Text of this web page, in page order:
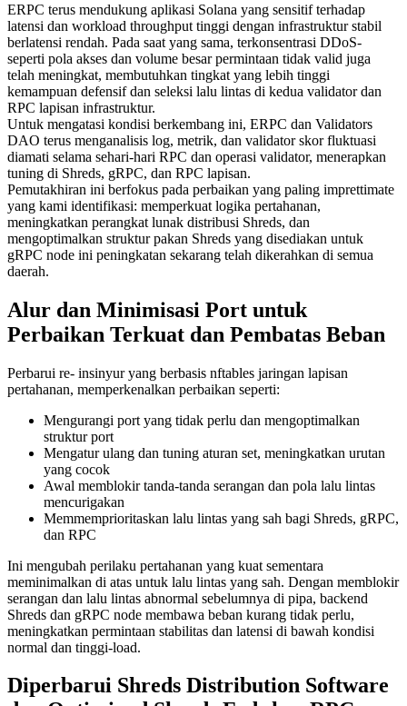
ERPC terus mendukung aplikasi Solana yang sensitif terhadap
latensi dan workload throughput tinggi dengan infrastruktur stabil
berlatensi rendah. Pada saat yang sama, terkonsentrasi DDoS-
seperti pola akses dan volume besar permintaan tidak valid juga
telah meningkat, membutuhkan tingkat yang lebih tinggi
kemampuan defensif dan seleksi lalu lintas di kedua validator dan
RPC lapisan infrastruktur.
Untuk mengatasi kondisi berkembang ini, ERPC dan Validators
DAO terus menganalisis log, metrik, dan validator skor fluktuasi
diamati selama sehari-hari RPC dan operasi validator, menerapkan
tuning di Shreds, gRPC, dan RPC lapisan.
Pemutakhiran ini berfokus pada perbaikan yang paling imprettimate
yang kami identifikasi: memperkuat logika pertahanan,
meningkatkan perangkat lunak distribusi Shreds, dan
mengoptimalkan struktur pakan Shreds yang disediakan untuk
gRPC node ini peningkatan sekarang telah dikerahkan di semua
daerah.
Alur dan Minimisasi Port untuk
Perbaikan Terkuat dan Pembatas Beban
Perbarui re- insinyur yang berbasis nftables jaringan lapisan
pertahanan, memperkenalkan perbaikan seperti:
Mengurangi port yang tidak perlu dan mengoptimalkan
struktur port
Mengatur ulang dan tuning aturan set, meningkatkan urutan
yang cocok
Awal memblokir tanda-tanda serangan dan pola lalu lintas
mencurigakan
Memmemprioritaskan lalu lintas yang sah bagi Shreds, gRPC,
dan RPC
Ini mengubah perilaku pertahanan yang kuat sementara
meminimalkan di atas untuk lalu lintas yang sah. Dengan memblokir
serangan dan lalu lintas abnormal sebelumnya di pipa, backend
Shreds dan gRPC node membawa beban kurang tidak perlu,
meningkatkan permintaan stabilitas dan latensi di bawah kondisi
normal dan tinggi-load.
Diperbarui Shreds Distribution Software